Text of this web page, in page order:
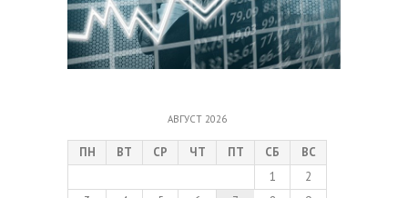
АВГУСТ 2026
ПН ВТ СР ЧТ ПТ СБ
ВС
1
2